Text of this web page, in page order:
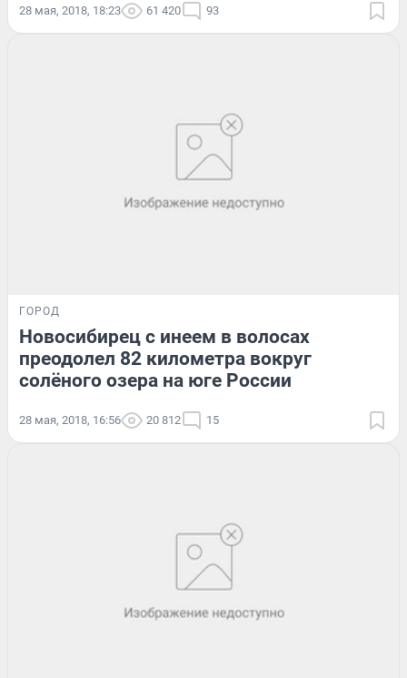
28 мая, 2018, 18:23 61 420 93
ГОРОД
Новосибирец с инеем в волосах
преодолел 82 километра вокруг
солёного озера на юге России
28 мая, 2018, 16:56 20 812 15